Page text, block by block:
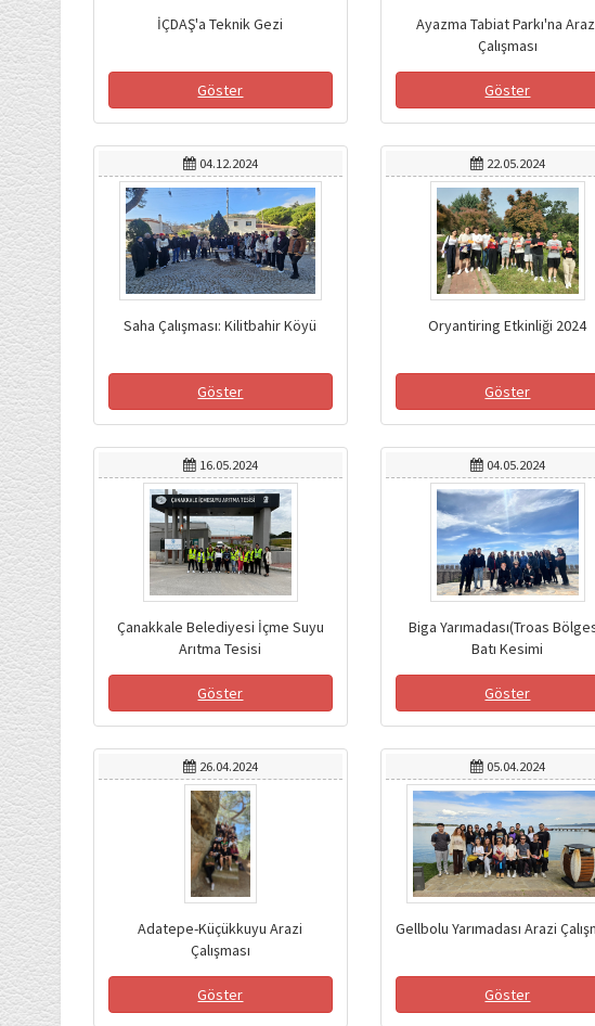
İÇDAŞ'a Teknik Gezi
Göster
Ayazma Tabiat Parkı'na
Çalışması
Göster
04.12.2024
Saha Çalışması: Kilitbahir Köyü
Göster
22.05.2024
Oryantiring Etkinliği 2024
Göster
16.05.2024
Çanakkale Belediyesi İçme Suyu
Arıtma Tesisi
Göster
04.05.2024
Biga Yarımadası(Troas
Batı Kesimi
Göster
26.04.2024
Adatepe-Küçükkuyu Arazi
Çalışması
Göster
05.04.2024
Gellbolu Yarımadası Arazi
Göster